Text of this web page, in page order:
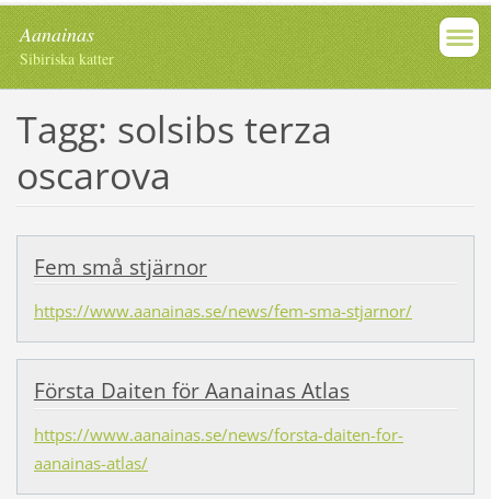
Aanainas
Sibiriska katter
Tagg: solsibs terza
oscarova
Fem små stjärnor
https://www.aanainas.se/news/fem-sma-stjarnor/
Första Daiten för Aanainas Atlas
https://www.aanainas.se/news/forsta-daiten-for-
aanainas-atlas/